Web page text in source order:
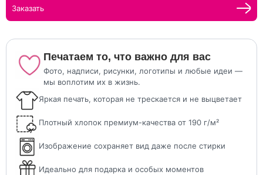
Заказать
Печатаем то, что важно для вас
Фото, надписи, рисунки, логотипы и любые идеи —
мы воплотим их в жизнь.
Яркая печать, которая не трескается и не выцветает
Плотный хлопок премиум-качества от 190 г/м²
Изображение сохраняет вид даже после стирки
Идеально для подарка и особых моментов